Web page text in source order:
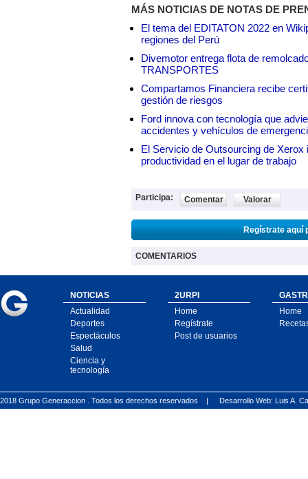
MÁS NOTICIAS DE NOTAS DE
El tema del EDITATON 2022 en
regiones del Perú
Divemotor entrega flota de
TRANSPORTES
Compartamos Financiera recibe
gestión de riesgos
Ford innova con tecnología que
accidentes y vehículos de
El Servicio de Outsourcing de
productividad en el lugar de trabajo
Participa: Comentar Valorar
Regístrate aquí
COMENTARIOS
NOTICIAS
Actualidad
Deportes
Espectáculos
Salud
Ciencia y
tecnología
2URPI
Home
Regístrate
Post de usuarios
Home
2018 Grupo Generaccion . Todos los derechos reservados | Desarrollo Web: Luis